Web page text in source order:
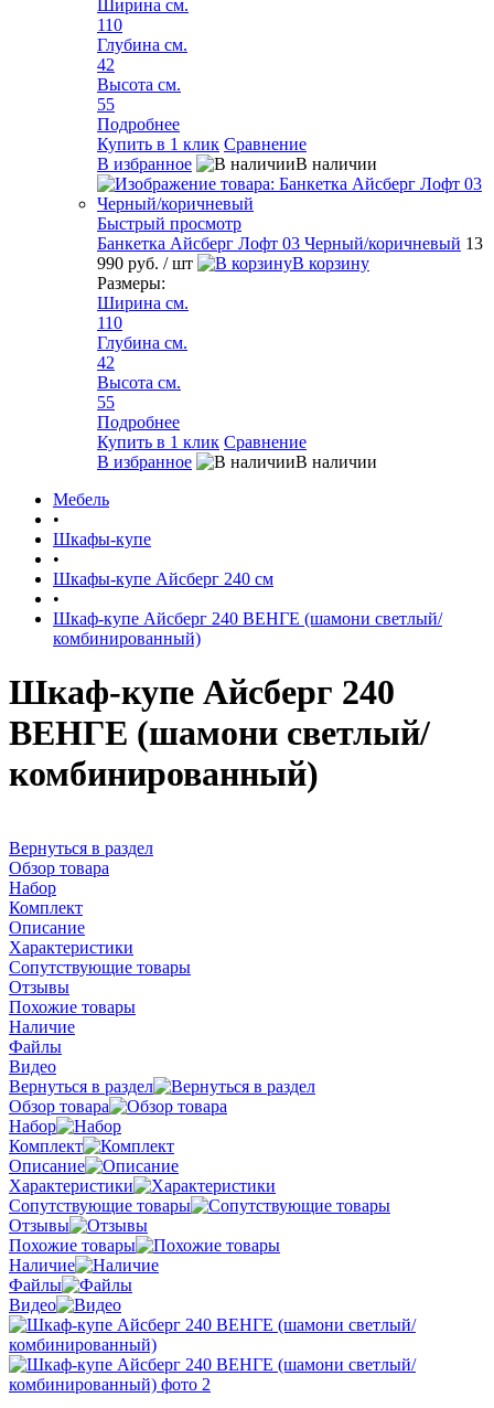
Ширина см.
110
Глубина см.
42
Высота см.
55
Подробнее
Купить в 1 клик Сравнение
В избранное
В наличии
Быстрый просмотр
Банкетка Айсберг Лофт 03 Черный/коричневый 13
990 руб. / шт
В корзину
Размеры:
Ширина см.
110
Глубина см.
42
Высота см.
55
Подробнее
Купить в 1 клик Сравнение
В избранное
В наличии
Мебель
•
Шкафы-купе
•
Шкафы-купе Айсберг 240 см
•
Шкаф-купе Айсберг 240 ВЕНГЕ (шамони светлый/
комбинированный)
Шкаф-купе Айсберг 240
ВЕНГЕ (шамони светлый/
комбинированный)
Вернуться в раздел
Обзор товара
Набор
Комплект
Описание
Характеристики
Сопутствующие товары
Отзывы
Похожие товары
Наличие
Файлы
Видео
Вернуться в раздел
Обзор товара
Набор
Комплект
Описание
Характеристики
Сопутствующие товары
Отзывы
Похожие товары
Наличие
Файлы
Видео